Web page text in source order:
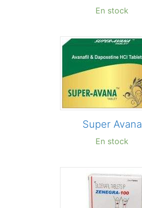
En stock
Super Avana
En stock